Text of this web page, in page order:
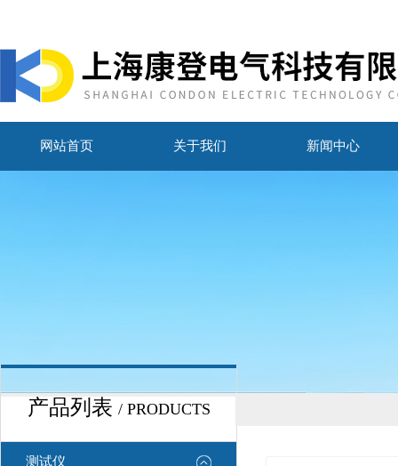
网站首页 关于我们 新闻中心
产品列表 / PRODUCTS
测试仪